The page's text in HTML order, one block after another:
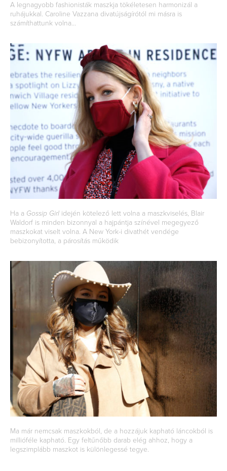
A legnagyobb fashionisták maszkja tökéletesen harmonizál a
ruhájukkal. Caroline Vazzana divatújságírótól mi másra is
számíthattunk volna…
Ha a Gossip Girl idején kötelező lett volna a maszkviselés, Blair
Waldorf is minden bizonnyal a hajpántja színével megegyező
maszkokat viselt volna. A New York-i divathét vendége
bebizonyította, a párosítás működik
Ma már nemcsak maszkokból, de a hozzájuk kapható láncokból is
millióféle kapható. Egy feltűnőbb darab elég ahhoz, hogy a
legszimplább maszkot is különlegessé tegye.